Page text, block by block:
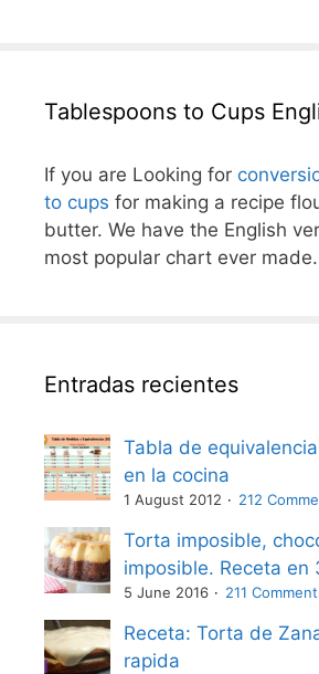
Tablespoons to Cups
If you are Looking for
to cups for making a recipe
butter. We have the English
most popular chart ever made.
Entradas recientes
Tabla de
en la cocina
1 August 2012 212
Torta imposible,
imposible. Receta en
5 June 2016 211
Receta: Torta de
rapida